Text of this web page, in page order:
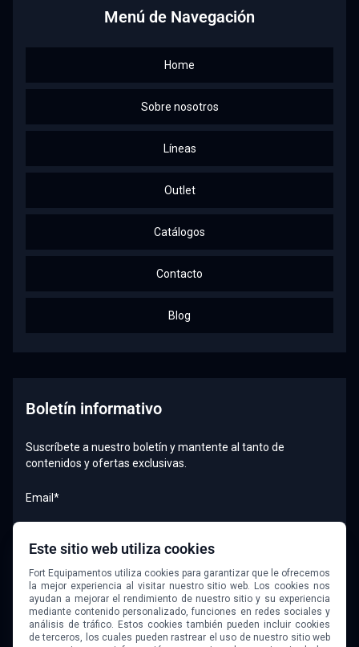
Este sitio web utiliza cookies
Fort Equipamentos utiliza cookies para garantizar que le ofrecemos
la mejor experiencia al visitar nuestro sitio web. Los cookies nos
ayudan a mejorar el rendimiento de nuestro sitio y su experiencia
mediante contenido personalizado, funciones en redes sociales y
análisis de tráfico. Estos cookies también pueden incluir cookies
de terceros, los cuales pueden rastrear el uso de nuestro sitio web
Menú de Navegación
Home
Sobre nosotros
Líneas
Outlet
Catálogos
Contacto
Blog
Boletín informativo
Suscríbete a nuestro boletín y mantente al tanto de
contenidos y ofertas exclusivas.
Email*
Quiero recibir el boletín